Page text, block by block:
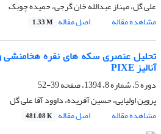
علی گل، مهناز عبدالله خان گرجی، حمیده چوبک
مشاهده مقاله
اصل مقاله 1.33 M
تحلیل عنصری سکه های نقره هخامنشی
آنالیز PIXE
دوره 5، شماره 8، 1394، صفحه
39-52
پروین اولیایی، حسین آفریده، داوود آقا علی گل
مشاهده مقاله
اصل مقاله 481.08 K